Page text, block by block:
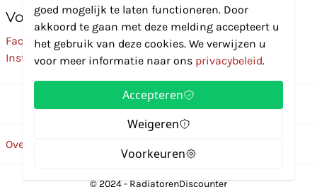
Volg Ons
Facebook
Instagram
Over ons
© 2024 - RadiatorenDiscounter
goed mogelijk te laten functioneren. Door
akkoord te gaan met deze melding accepteert u
het gebruik van deze cookies. We verwijzen u
voor meer informatie naar ons privacybeleid.
Accepteren
Weigeren
Voorkeuren